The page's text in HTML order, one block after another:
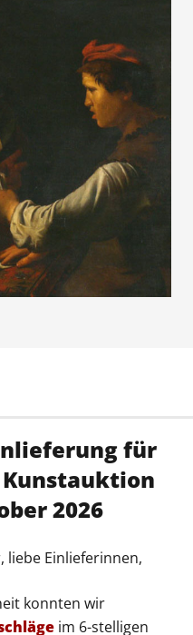
für
2026
liebe Einlieferinnen,
konnten wir
im 6-stelligen